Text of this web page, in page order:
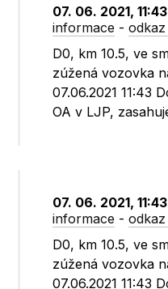
07. 06. 2021,
informace -
D0, km 10.5, ve
zúžená vozovka
07.06.2021 11:43
OA v LJP,
07. 06. 2021,
informace -
D0, km 10.5, ve
zúžená vozovka
07.06.2021 11:43